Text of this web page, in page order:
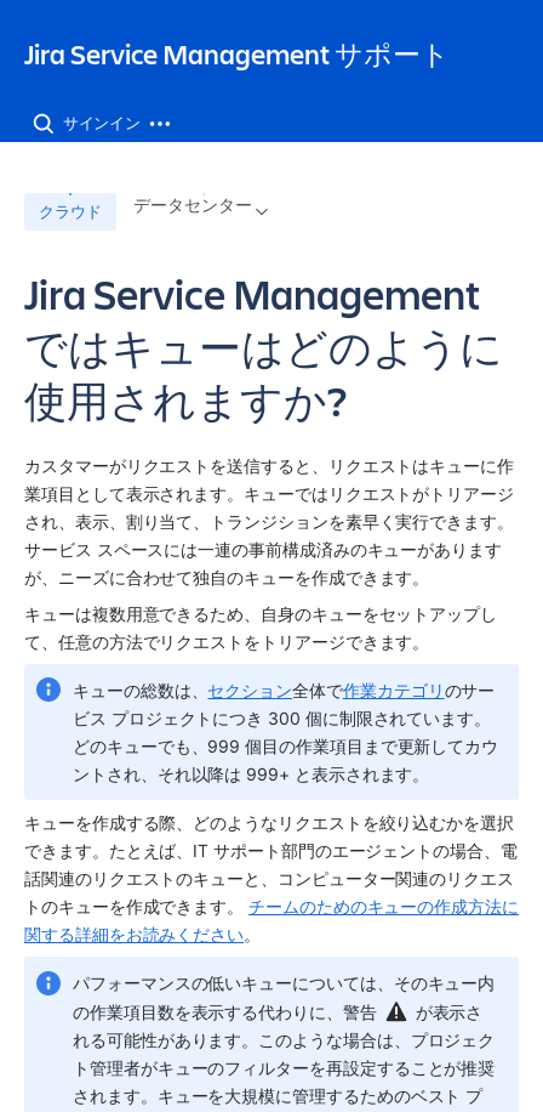
Jira Service Management サポート
サインイン
クラウド データセンター
Jira Service Management
ではキューはどのように
使用されますか?
カスタマーがリクエストを送信すると、リクエストはキューに作
業項目として表示されます。キューではリクエストがトリアージ
され、表示、割り当て、トランジションを素早く実行できます。
サービス スペースには一連の事前構成済みのキューがあります
が、ニーズに合わせて独自のキューを作成できます。
キューは複数用意できるため、自身のキューをセットアップし
て、任意の方法でリクエストをトリアージできます。
キューの総数は、 セクション全体で作業カテゴリのサー
ビス プロジェクトにつき 300 個に制限されています。
どのキューでも、999 個目の作業項目まで更新してカウ
ントされ、それ以降は 999+ と表示されます。
キューを作成する際、どのようなリクエストを絞り込むかを選択
できます。たとえば、IT サポート部門のエージェントの場合、電
話関連のリクエストのキューと、コンピューター関連のリクエス
トのキューを作成できます。 チームのためのキューの作成方法に
関する詳細をお読みください。
パフォーマンスの低いキューについては、そのキュー内
の作業項目数を表示する代わりに、警告
が表示さ
れる可能性があります。このような場合は、プロジェク
ト管理者がキューのフィルターを再設定することが推奨
されます。キューを大規模に管理するためのベスト プ